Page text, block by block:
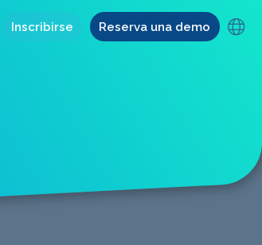
Inscribirse Reserva una demo